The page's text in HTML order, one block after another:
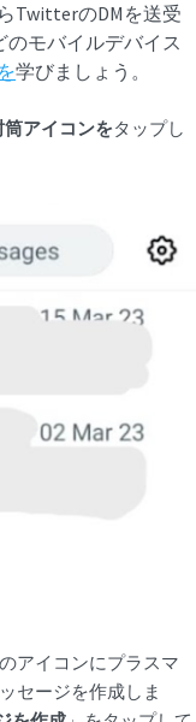
TwitterのDMを送受
モバイルデバイス
学びましょう。
筒アイコンをタップし
のアイコンにプラスマ
セージを作成しま